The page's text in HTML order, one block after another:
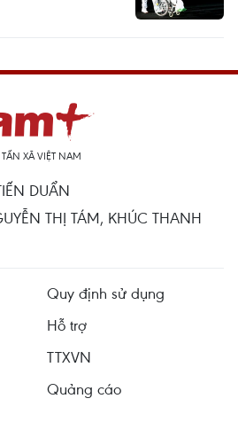
XÃ VIỆT NAM
DUẨN
THỊ TÁM, KHÚC THANH
Quy định sử dụng
Hỗ trợ
TTXVN
Quảng cáo